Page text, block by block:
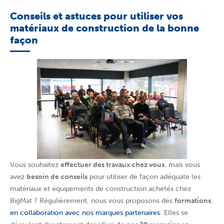
Conseils et astuces pour utiliser vos
matériaux de construction de la bonne
façon
Vous souhaitez effectuer des travaux chez vous, mais vous
avez besoin de conseils pour utiliser de façon adéquate les
matériaux et équipements de construction achetés chez
BigMat ? Régulièrement, nous vous proposons des formations,
en collaboration avec nos marques partenaires. Elles se